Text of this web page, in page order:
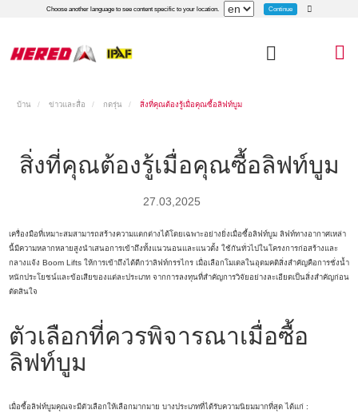
Choose another language to see content specific to your location. Continue
บ้าน ข่าวและสื่อ กดรุ่น สิ่งที่คุณต้องรู้เมื่อคุณซื้อลิฟท์บูม
สิ่งที่คุณต้องรู้เมื่อคุณซื้อลิฟท์บูม
27.03,2025
เครื่องมือที่เหมาะสมสามารถสร้างความแตกต่างได้โดยเฉพาะอย่างยิ่งเมื่อซื้อลิฟท์บูม ลิฟท์ทางอากาศเหล่า
นี้มีความหลากหลายสูงนำเสนอการเข้าถึงทั้งแนวนอนและแนวตั้ง ใช้กันทั่วไปในโครงการก่อสร้างและ
กลางแจ้ง Boom Lifts ให้การเข้าถึงได้ดีกว่าลิฟท์กรรไกร เมื่อเลือกโมเดลในอุดมคติสิ่งสำคัญคือการชั่งน้ำ
หนักประโยชน์และข้อเสียของแต่ละประเภท จากการลงทุนที่สำคัญการวิจัยอย่างละเอียดเป็นสิ่งสำคัญก่อน
ตัดสินใจ
ตัวเลือกที่ควรพิจารณาเมื่อซื้อ
ลิฟท์บูม
เมื่อซื้อลิฟท์บูมคุณจะมีตัวเลือกให้เลือกมากมาย บางประเภทที่ได้รับความนิยมมากที่สุด ได้แก่ :